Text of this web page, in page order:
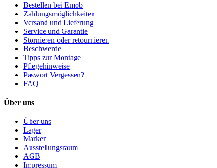
Bestellen bei Emob
Zahlungsmöglichkeiten
Versand und Lieferung
Service und Garantie
Stornieren oder retournieren
Beschwerde
Tipps zur Montage
Pflegehinweise
Paswort Vergessen?
FAQ
Über uns
Über uns
Lager
Marken
Ausstellungsraum
AGB
Impressum